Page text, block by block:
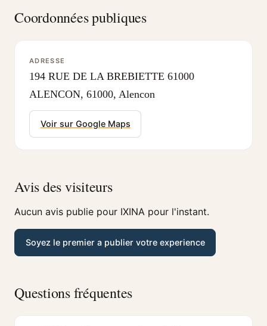
Coordonnées publiques
ADRESSE
194 RUE DE LA BREBIETTE 61000
ALENCON, 61000, Alencon
Voir sur Google Maps
Avis des visiteurs
Aucun avis publie pour IXINA pour l'instant.
Soyez le premier a publier votre experience
Questions fréquentes